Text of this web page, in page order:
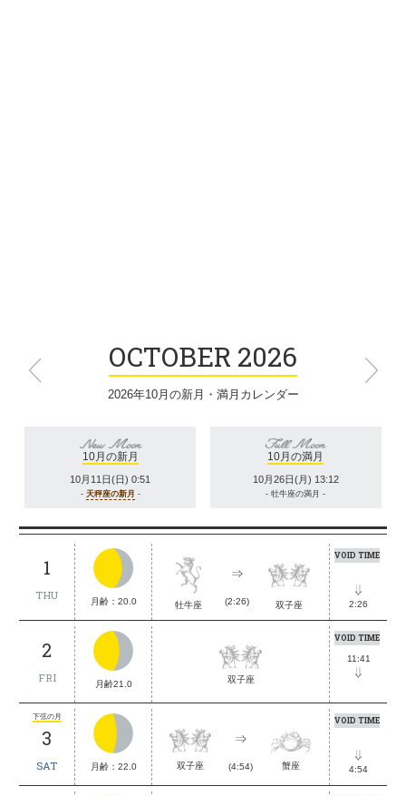
2026年10月の新月・満月カレンダー
10月の新月
10月11日(日) 0:51
- 天秤座の新月 -
10月の満月
10月26日(月) 13:12
- 牡牛座の満月 -
1
THU 月齢：20.0 牡牛座 (2:26) 双子座
VOID TIME
2:26
2
FRI 月齢21.0 双子座
VOID TIME
11:41
下弦の月
3
SAT 月齢：22.0 双子座 (4:54) 蟹座
VOID TIME
4:54